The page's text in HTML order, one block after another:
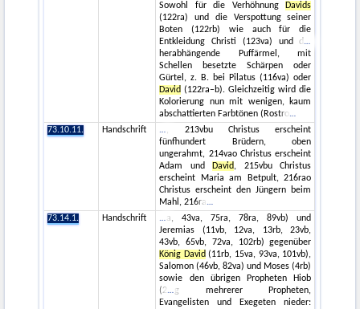
Sowohl für die Verhöhnung
Davids
(122ra) und die Verspottung seiner
Boten (122rb) wie auch für die
Entkleidung Christi (123va) und d
herabhängende Puffärmel, mit
Schellen besetzte Schärpen oder
Gürtel, z. B. bei Pilatus (116va) oder
David (122ra–b). Gleichzeitig wird die
Kolorierung nun mit wenigen, kaum
abschattierten Farbtönen (Rostro
73.10.11.
Handschrift
, 213vbu Christus erscheint
fünfhundert Brüdern, oben
ungerahmt, 214vao Christus erscheint
Adam und
David, 215vbu Christus
erscheint Maria am Betpult, 216rao
Christus erscheint den Jüngern beim
Mahl, 216ra
73.14.1.
Handschrift
a, 43va, 75ra, 78ra, 89vb) und
Jeremias (11vb, 12va, 13rb, 23vb,
43vb, 65vb, 72va, 102rb) gegenüber
König David (11rb, 15va, 93va, 101vb),
Salomon (46vb, 82va) und Moses (4rb)
sowie den übrigen Propheten Hiob
(2
g mehrerer Propheten,
Evangelisten und Exegeten nieder: